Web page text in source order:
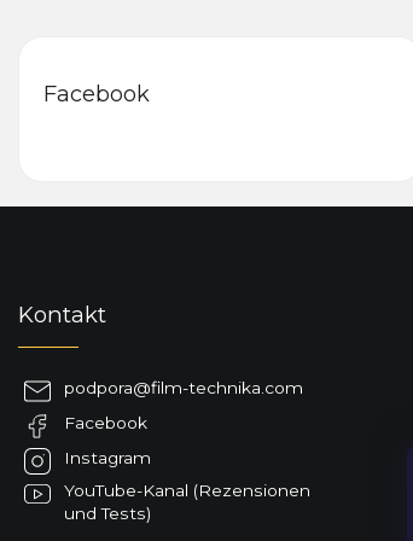
Facebook
Kontakt
podpora@film-technika.com
Facebook
Instagram
YouTube-Kanal (Rezensionen
und Tests)